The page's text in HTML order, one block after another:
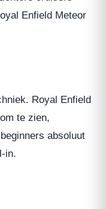
Enfield Meteor
Royal Enfield
te zien,
absoluut
in.